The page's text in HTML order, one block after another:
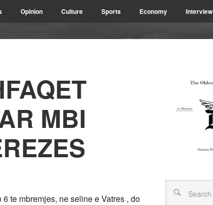
Opinion Culture Sports Economy Interview
MBI
te mbremjes, ne seline e Vatres , do